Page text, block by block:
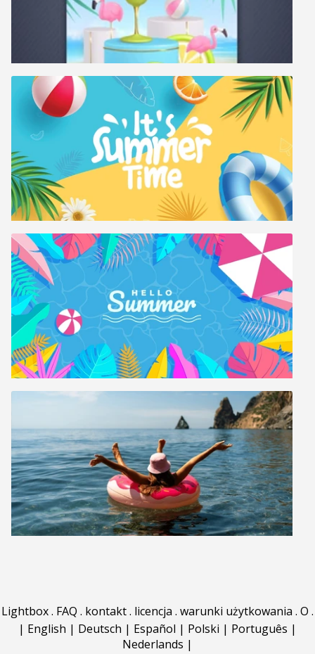
Lightbox. FAQ . kontakt. licencja . warunki użytkowania . O .
| English | Deutsch | Español | Polski | Português |
Nederlands |